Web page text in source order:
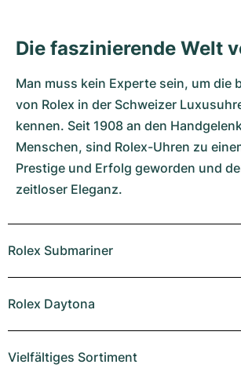
Die faszinierende Welt
Man muss kein Experte sein, um die
von Rolex in der Schweizer
kennen. Seit 1908 an den
Menschen, sind Rolex-Uhren zu
Prestige und Erfolg geworden und
zeitloser Eleganz.
Rolex Submariner
Rolex Daytona
Vielfältiges Sortiment